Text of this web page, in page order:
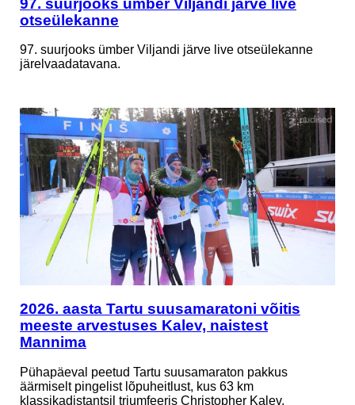
otseülekanne
97. suurjooks ümber Viljandi järve live otseülekanne
järelvaadatavana.
2026. aasta Tartu suusamaratoni võitis
meeste arvestuses Kalev, naistest
Mannima
Pühapäeval peetud Tartu suusamaraton pakkus
äärmiselt pingelist lõpuheitlust, kus 63 km
klassikadistantsil triumfeeris Christopher Kalev,